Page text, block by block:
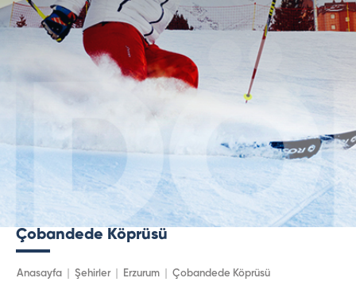
Çobandede Köprüsü
Anasayfa Şehirler Erzurum Çobandede Köprüsü